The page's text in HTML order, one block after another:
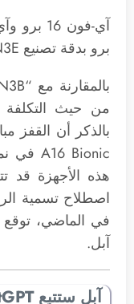
برو بدقة تصنيع N3E.
من حيث التكلفة
اصطلاح تسمية
في الماضي،
آبل.